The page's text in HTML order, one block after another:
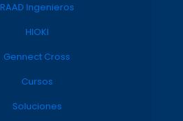
RAAD Ingenieros
HIOKI
Gennect Cross
Cursos
Soluciones